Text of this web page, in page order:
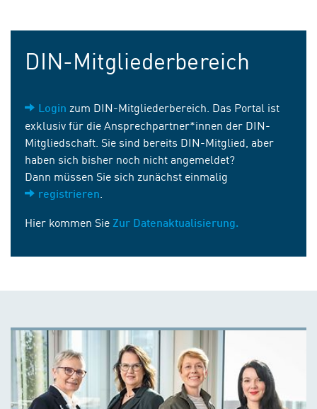
DIN-Mitgliederbereich
Login zum DIN-Mitgliederbereich. Das Portal ist
exklusiv für die Ansprechpartner*innen der DIN-
Mitgliedschaft. Sie sind bereits DIN-Mitglied, aber
haben sich bisher noch nicht angemeldet?
Dann müssen Sie sich zunächst einmalig
registrieren
Hier kommen Sie Zur Datenaktualisierung.